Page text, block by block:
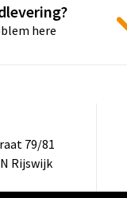
here
79/81
Rijswijk